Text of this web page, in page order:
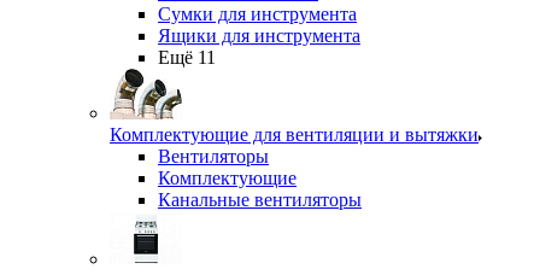
Сумки для инструмента
Ящики для инструмента
Ещё 11
Комплектующие для вентиляции и вытяжки
Вентиляторы
Комплектующие
Канальные вентиляторы